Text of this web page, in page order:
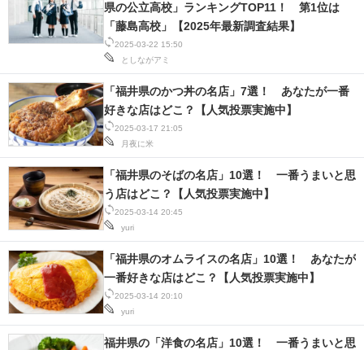
2025-03-22 15:50
としながアミ
県の公立高校」ランキングTOP11！ 第1位は
「藤島高校」【2025年最新調査結果】
2025-03-17 21:05
月夜に米
「福井県のかつ丼の名店」7選！ あなたが一番
好きな店はどこ？【人気投票実施中】
2025-03-14 20:45
yuri
「福井県のそばの名店」10選！ 一番うまいと思
う店はどこ？【人気投票実施中】
2025-03-14 20:10
yuri
「福井県のオムライスの名店」10選！ あなたが
一番好きな店はどこ？【人気投票実施中】
福井県の「洋食の名店」10選！ 一番うまいと思